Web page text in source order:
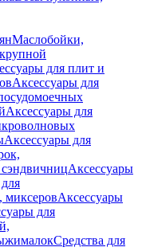
Маслобойки,
для плит и
Аксессуары для
Аксессуары для
Аксессуары для
сэндвичницАксессуары
миксеровАксессуары
для
Средства для